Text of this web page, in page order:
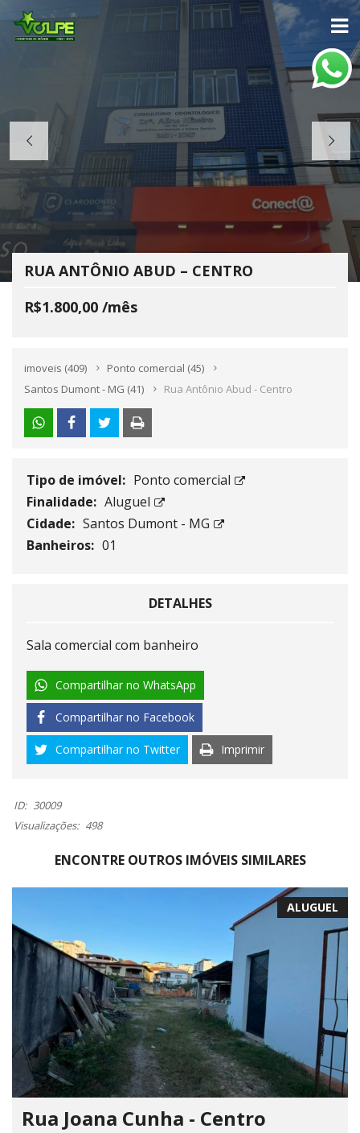
RUA ANTÔNIO ABUD – CENTRO
R$1.800,00 /mês
imoveis (409) Ponto comercial (45)
Santos Dumont - MG (41) Rua Antônio Abud - Centro
Tipo de imóvel: Ponto comercial
Finalidade: Aluguel
Cidade: Santos Dumont - MG
Banheiros: 01
DETALHES
Sala comercial com banheiro
Compartilhar no WhatsApp
Compartilhar no Facebook
Compartilhar no Twitter Imprimir
ID: 30009
Visualizações: 498
ENCONTRE OUTROS IMÓVEIS SIMILARES
ALUGUEL
Rua Joana Cunha - Centro